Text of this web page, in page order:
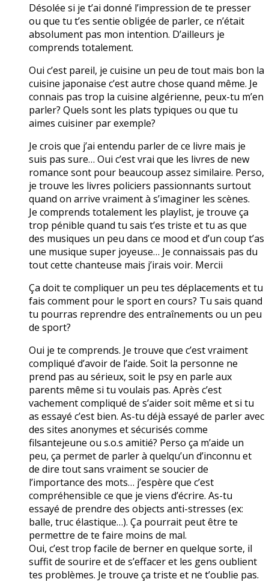
Désolée si je t’ai donné l’impression de te presser
ou que tu t’es sentie obligée de parler, ce n’était
absolument pas mon intention. D’ailleurs je
comprends totalement.
Oui c’est pareil, je cuisine un peu de tout mais bon la
cuisine japonaise c’est autre chose quand même. Je
connais pas trop la cuisine algérienne, peux-tu m’en
parler? Quels sont les plats typiques ou que tu
aimes cuisiner par exemple?
Je crois que j’ai entendu parler de ce livre mais je
suis pas sure… Oui c’est vrai que les livres de new
romance sont pour beaucoup assez similaire. Perso,
je trouve les livres policiers passionnants surtout
quand on arrive vraiment à s’imaginer les scènes.
Je comprends totalement les playlist, je trouve ça
trop pénible quand tu sais t’es triste et tu as que
des musiques un peu dans ce mood et d’un coup t’as
une musique super joyeuse… Je connaissais pas du
tout cette chanteuse mais j’irais voir. Mercii
Ça doit te compliquer un peu tes déplacements et tu
fais comment pour le sport en cours? Tu sais quand
tu pourras reprendre des entraînements ou un peu
de sport?
Oui je te comprends. Je trouve que c’est vraiment
compliqué d’avoir de l’aide. Soit la personne ne
prend pas au sérieux, soit le psy en parle aux
parents même si tu voulais pas. Après c’est
vachement compliqué de s’aider soit même et si tu
as essayé c’est bien. As-tu déjà essayé de parler avec
des sites anonymes et sécurisés comme
filsantejeune ou s.o.s amitié? Perso ça m’aide un
peu, ça permet de parler à quelqu’un d’inconnu et
de dire tout sans vraiment se soucier de
l’importance des mots… j’espère que c’est
compréhensible ce que je viens d’écrire. As-tu
essayé de prendre des objects anti-stresses (ex:
balle, truc élastique…). Ça pourrait peut être te
permettre de te faire moins de mal.
Oui, c’est trop facile de berner en quelque sorte, il
suffit de sourire et de s’effacer et les gens oublient
tes problèmes. Je trouve ça triste et ne t’oublie pas.